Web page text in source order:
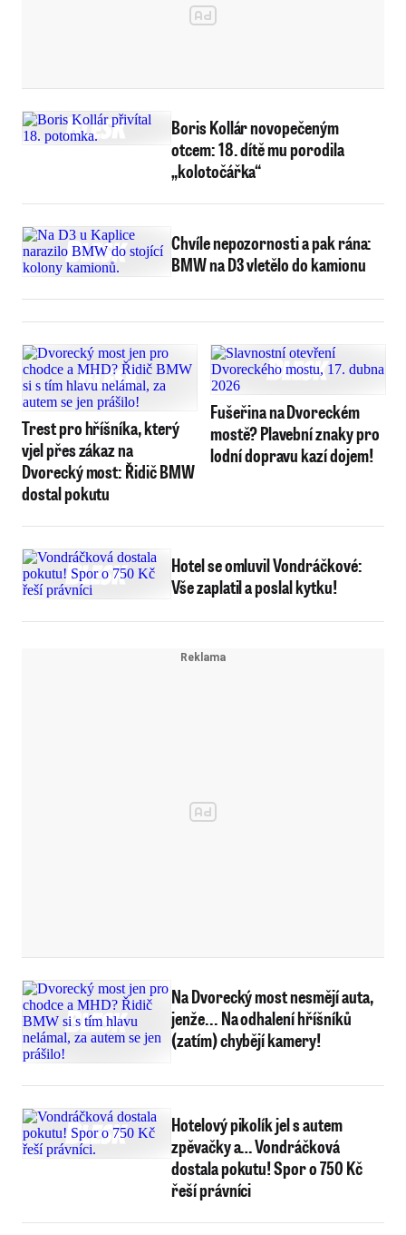
Boris Kollár novopečeným
otcem: 18. dítě mu porodila
„kolotočářka“
Chvíle nepozornosti a pak rána:
BMW na D3 vletělo do kamionu
Trest pro hříšníka, který
vjel přes zákaz na
Dvorecký most: Řidič BMW
dostal pokutu
Fušeřina na Dvoreckém
mostě? Plavební znaky pro
lodní dopravu kazí dojem!
Hotel se omluvil Vondráčkové:
Vše zaplatil a poslal kytku!
Na Dvorecký most nesmějí auta,
jenže... Na odhalení hříšníků
(zatím) chybějí kamery!
Hotelový pikolík jel s autem
zpěvačky a… Vondráčková
dostala pokutu! Spor o 750 Kč
řeší právníci